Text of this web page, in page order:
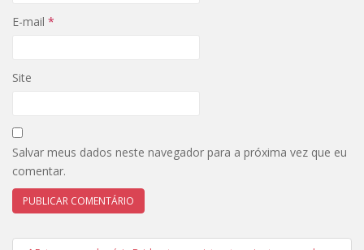
E-mail *
Site
Salvar meus dados neste navegador para a próxima vez que eu
comentar.